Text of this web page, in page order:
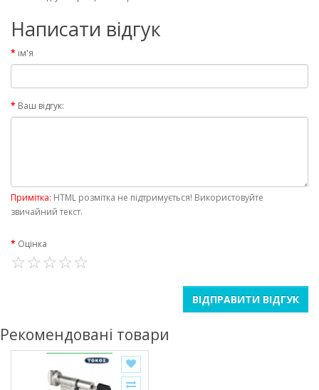
Написати відгук
ім'я
Ваш відгук:
Примітка: HTML розмітка не підтримується! Використовуйте
звичайний текст.
Оцінка
ВІДПРАВИТИ ВІДГУК
Рекомендовані товари